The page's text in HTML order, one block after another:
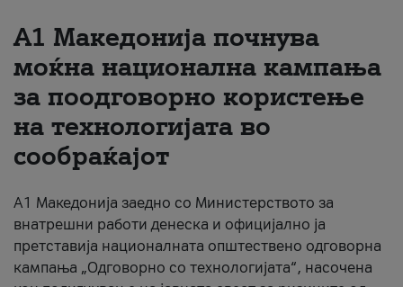
#ПодобарОнлајн
A1 Македонија почнува
моќна национална кампања
за поодговорно користење
на технологијата во
сообраќајот
A1 Македонија заедно со Министерството за
внатрешни работи денеска и официјално ја
претставија националната општествено одговорна
кампања „Одговорно со технологијата“, насочена